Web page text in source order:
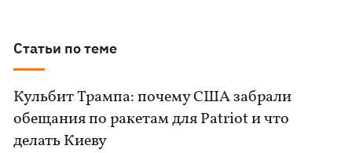
Статьи по теме
Кульбит Трампа: почему США забрали
обещания по ракетам для Patriot и что
делать Киеву